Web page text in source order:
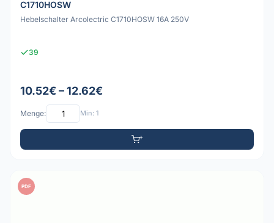
C1710HOSW
Hebelschalter Arcolectric C1710HOSW 16A 250V
39
10.52€ – 12.62€
Menge: Min: 1
PDF